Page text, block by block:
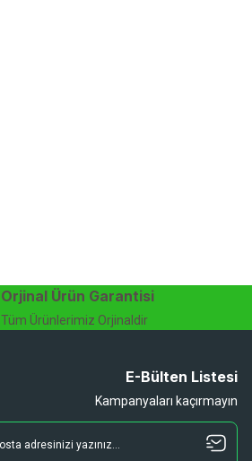
Orjinal Ürün Garantisi
Tüm Ürünlerimiz Orjinaldir
E-Bülten Listesi
Kampanyaları kaçırmayın